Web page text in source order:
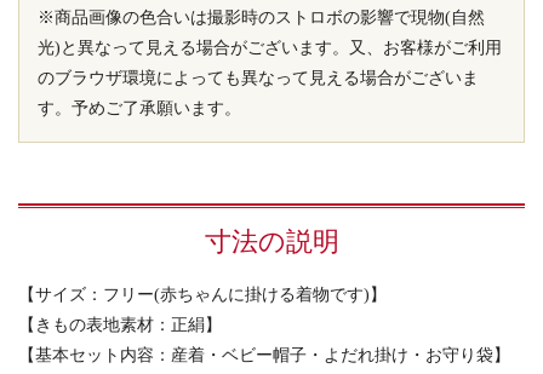
※商品画像の色合いは撮影時のストロボの影響で現物(自然
光)と異なって見える場合がございます。又、お客様がご利用
のブラウザ環境によっても異なって見える場合がございま
す。予めご了承願います。
寸法の説明
【サイズ：フリー(赤ちゃんに掛ける着物です)】
【きもの表地素材：正絹】
【基本セット内容：産着・ベビー帽子・よだれ掛け・お守り袋】